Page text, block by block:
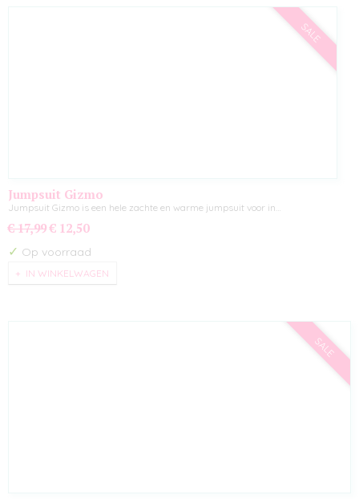
SALE
Jumpsuit Gizmo
Jumpsuit Gizmo is een hele zachte en warme jumpsuit voor in…
€ 17,99 € 12,50
✓ Op voorraad
IN WINKELWAGEN
SALE